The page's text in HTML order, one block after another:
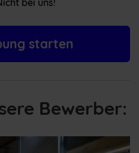
bei uns!
starten
Bewerber: